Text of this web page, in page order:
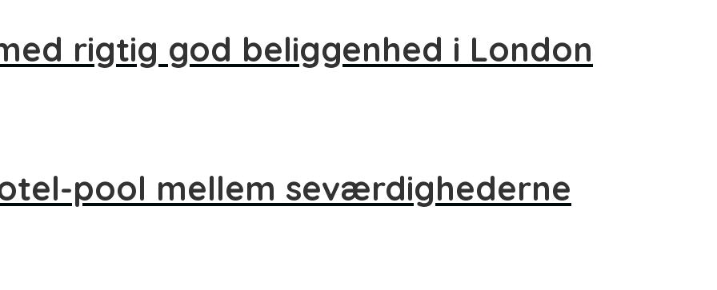
rigtig god beliggenhed i London
pool mellem seværdighederne